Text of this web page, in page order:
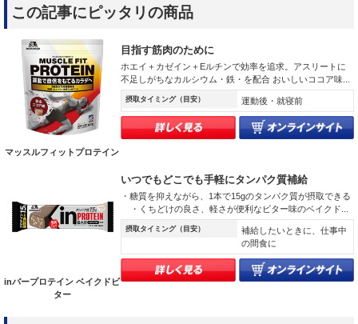
この記事にピッタリの商品
マッスルフィットプロテイン
目指す筋肉のために
ホエイ＋カゼイン＋Eルチンで効率を追求。アスリートに
不足しがちなカルシウム・鉄・を配合 おいしいココア味...
摂取タイミング（目安） 運動後・就寝前
inバープロテイン ベイクドビ
ター
いつでもどこでも手軽にタンパク質補給
・糖質を抑えながら、1本で15gのタンパク質が摂取できる
・くちどけの良さ、軽さが便利なビター味のベイクド...
摂取タイミング（目安）
補給したいときに、仕事中
の間食に